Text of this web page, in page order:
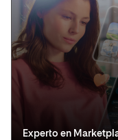
Experto en